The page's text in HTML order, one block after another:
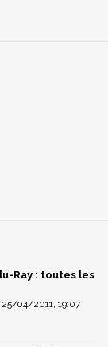
Ray : toutes les
25/04/2011, 19:07